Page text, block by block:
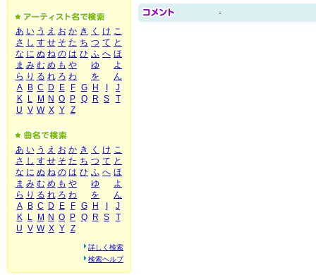
あ い う え お か き く け こ
さ し す せ そ た ち つ て と
な に ぬ ね の は ひ ふ へ ほ
ま み む め も や ゆ
よ
ら り る れ ろ わ を
ん
A
B C D E F G H
J
K
L M N O P Q R S
T
U V W X Y Z
あ い う え お か き く け こ
さ し す せ そ た ち つ て と
な に ぬ ね の は ひ ふ へ ほ
ま み む め も や ゆ
よ
ら り る れ ろ わ を
ん
A
B C D E F G H
J
K
L M N O P Q R S
T
U V W X Y Z
詳しく検索
検索ヘルプ
-